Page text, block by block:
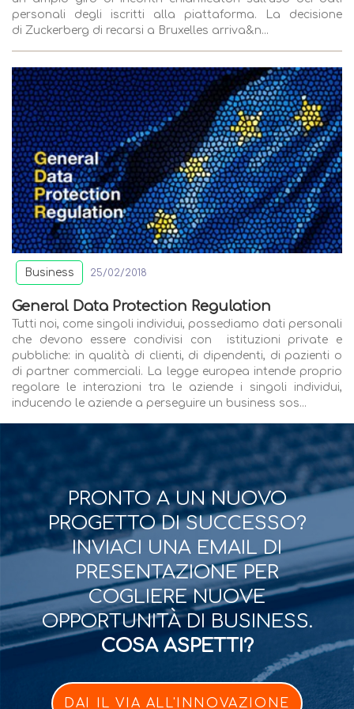
personali degli iscritti alla piattaforma. La decisione
di Zuckerberg di recarsi a Bruxelles arriva&n...
Business 25/02/2018
General Data Protection Regulation
Tutti noi, come singoli individui, possediamo dati personali
che devono essere condivisi con istituzioni private e
pubbliche: in qualità di clienti, di dipendenti, di pazienti o
di partner commerciali. La legge europea intende proprio
regolare le interazioni tra le aziende i singoli individui,
inducendo le aziende a perseguire un business sos...
PRONTO A UN NUOVO
PROGETTO DI SUCCESSO?
INVIACI UNA EMAIL DI
PRESENTAZIONE PER
COGLIERE NUOVE
OPPORTUNITÀ DI BUSINESS.
COSA ASPETTI?
DAI IL VIA ALL'INNOVAZIONE